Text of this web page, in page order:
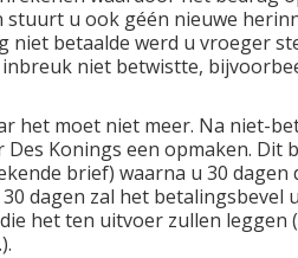
stuurt u ook géén nieuwe
niet betaalde werd u vroeger
inbreuk niet betwistte,
het moet niet meer. Na niet-
Konings een opmaken. Dit
brief) waarna u 30
dagen zal het
die het ten uitvoer zullen